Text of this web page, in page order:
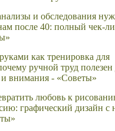
и обследования
после 40: полный чек-
как тренировка для
ручной труд полезен
внимания - «Советы»
любовь к
графический дизайн с